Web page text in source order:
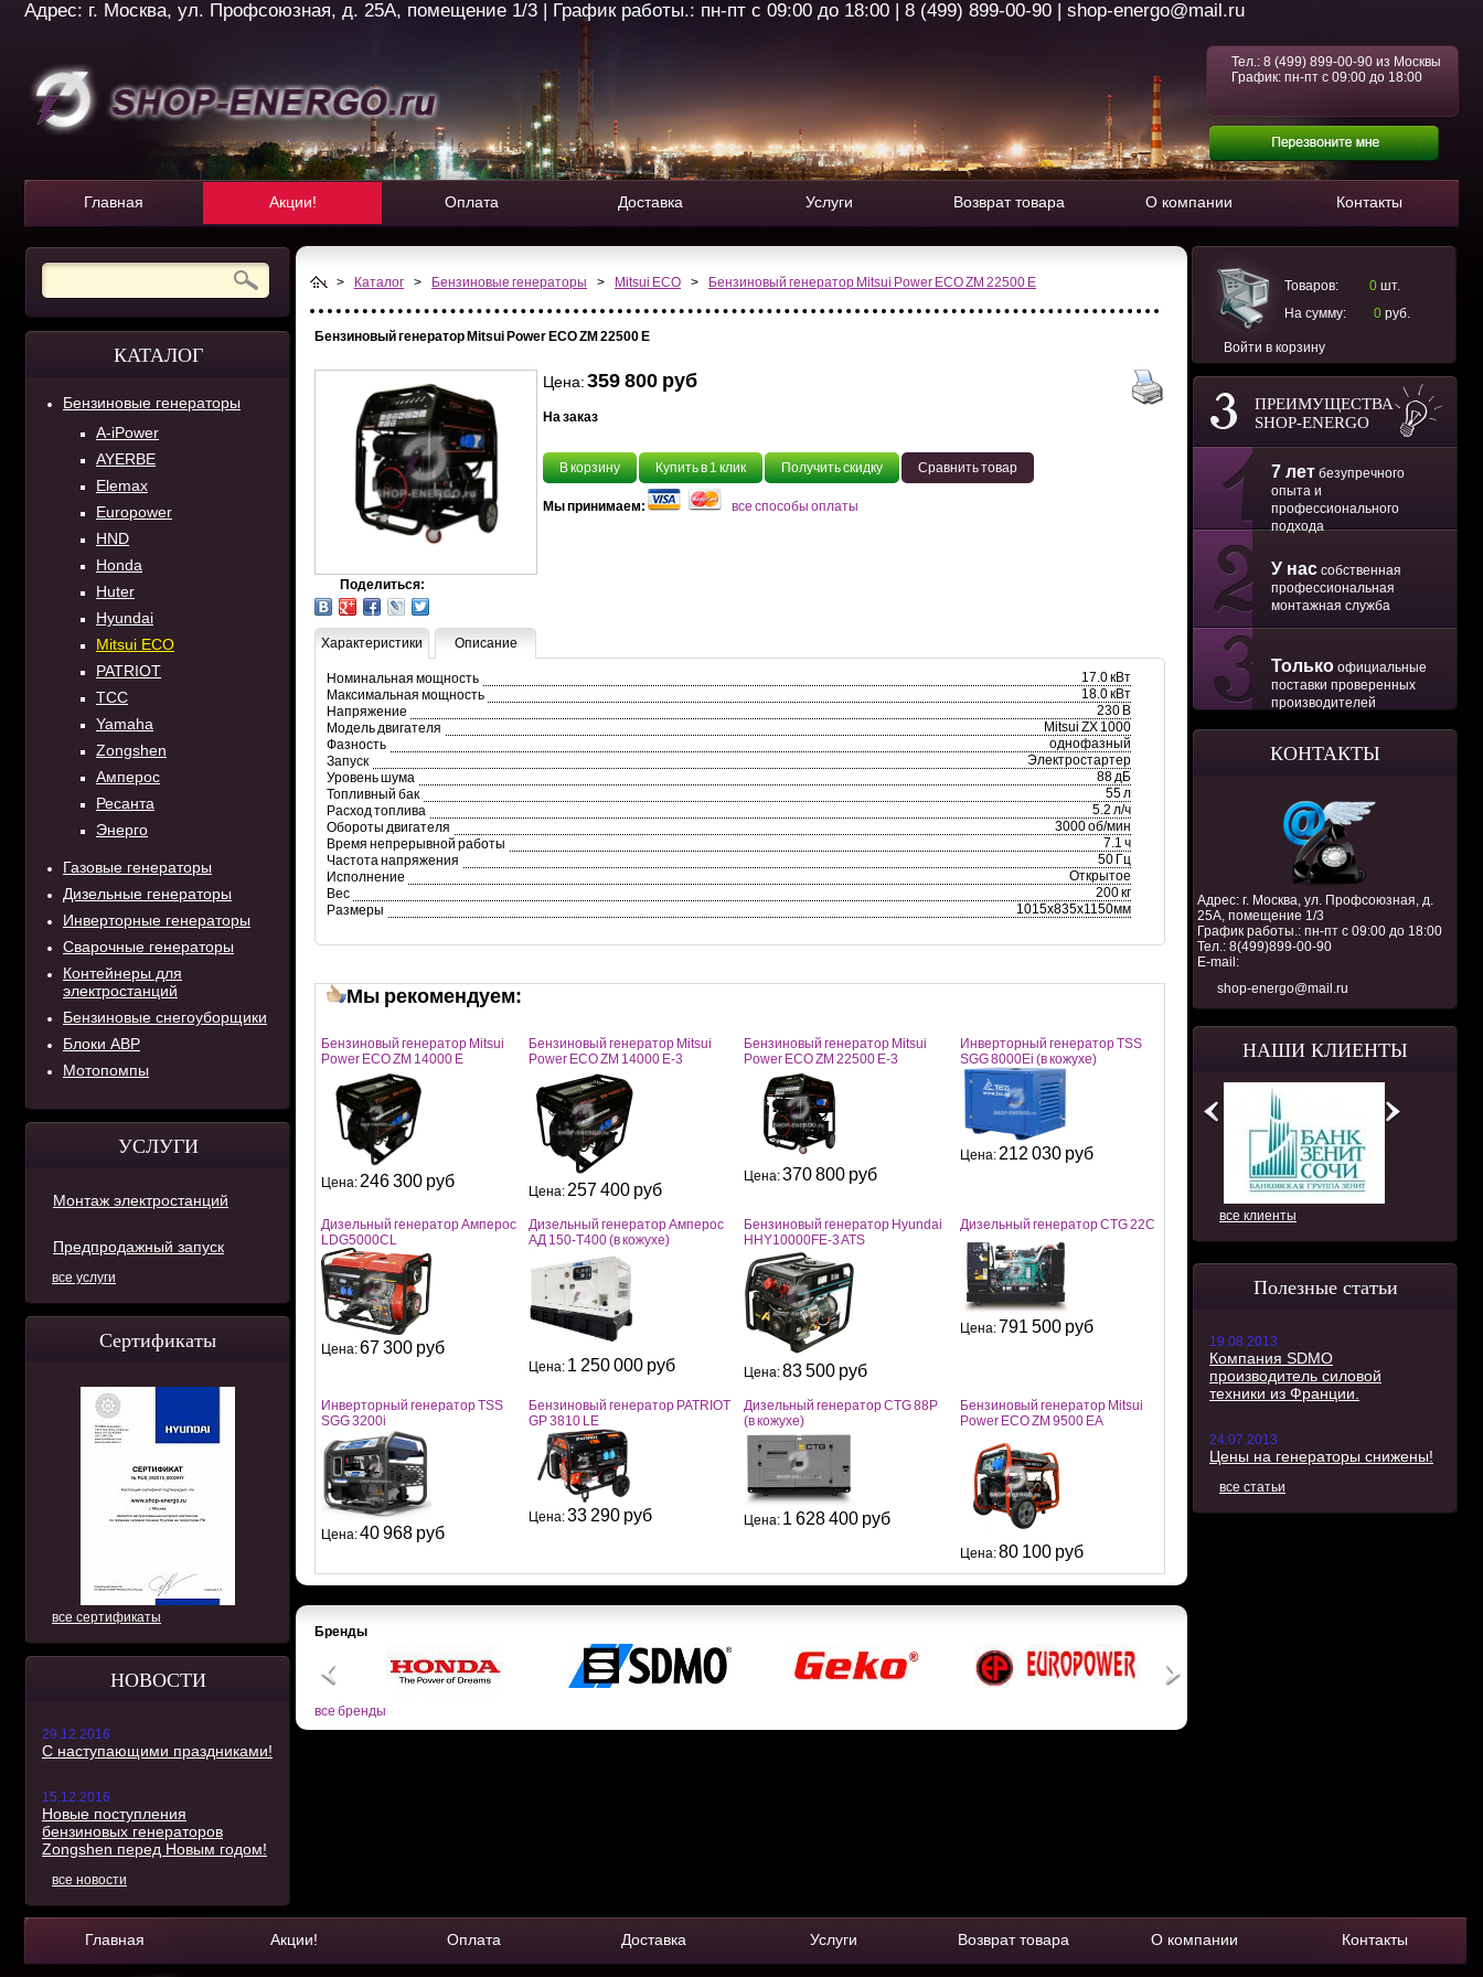
Адрес: г. Москва, ул. Профсоюзная, д. 25А, помещение 1/3 | График работы.: пн-пт с 09:00 до 18:00 | 8 (499) 899-00-90 | shop-energo@mail.ru
Тел.: 8 (499) 899-00-90 из Москвы
График: пн-пт с 09:00 до 18:00
Главная Акции! Оплата Доставка Услуги Возврат товара О компании Контакты
КАТАЛОГ
Бензиновые генераторы
A-iPower
AYERBE
Elemax
Europower
HND
Honda
Huter
Hyundai
Mitsui ECO
PATRIOT
TCC
Yamaha
Zongshen
Амперос
Ресанта
Энерго
Газовые генераторы
Дизельные генераторы
Инверторные генераторы
Сварочные генераторы
Контейнеры для
электростанций
Бензиновые снегоуборщики
Блоки АВР
Мотопомпы
УСЛУГИ
Монтаж электростанций
Предпродажный запуск
все услуги
Сертификаты
все сертификаты
НОВОСТИ
29.12.2016
С наступающими праздниками!
15.12.2016
Новые поступления
бензиновых генераторов
Zongshen перед Новым годом!
все новости
Товаров: 0 шт.
На сумму:
0 руб.
Войти в корзину
ПРЕИМУЩЕСТВА
SHOP-ENERGO
7 лет безупречного
опыта и
профессионального
подхода
У нас собственная
профессиональная
монтажная служба
Только официальные
поставки проверенных
производителей
КОНТАКТЫ
Адрес: г. Москва, ул. Профсоюзная, д.
25А, помещение 1/3
График работы.: пн-пт с 09:00 до 18:00
Тел.: 8(499)899-00-90
E-mail:
shop-energo@mail.ru
НАШИ КЛИЕНТЫ
все клиенты
Полезные статьи
19.08.2013
Компания SDMO
производитель силовой
техники из Франции.
24.07.2013
Цены на генераторы снижены!
все статьи
> Каталог > Бензиновые генераторы > Mitsui ECO > Бензиновый генератор Mitsui Power ECO ZM 22500 Е
Бензиновый генератор Mitsui Power ECO ZM 22500 Е
Цена:359 800 руб
На заказ
В корзину Купить в 1 клик Получить скидку Сравнить товар
Мы принимаем: все способы оплаты
Поделиться:
Характеристики Описание
Номинальная мощность
17.0 кВт
Максимальная мощность
18.0 кВт
Напряжение
230 В
Модель двигателя
Mitsui ZX 1000
Фазность
однофазный
Запуск
Электростартер
Уровень шума
88 дБ
Топливный бак
55 л
Расход топлива
5.2 л/ч
Обороты двигателя
3000 об/мин
Время непрерывной работы
7.1 ч
Частота напряжения
50 Гц
Исполнение
Открытое
Вес
200 кг
Размеры
1015х835х1150мм
Мы рекомендуем:
Бензиновый генератор Mitsui
Power ECO ZM 14000 Е
Цена: 246 300 руб
Бензиновый генератор Mitsui
Power ECO ZM 14000 Е-3
Цена: 257 400 руб
Бензиновый генератор Mitsui
Power ECO ZM 22500 Е-3
Цена:370 800 руб
Инверторный генератор TSS
SGG 8000Ei (в кожухе)
Цена: 212 030 руб
Дизельный генератор Амперос
LDG5000СL
Цена:67 300 руб
Дизельный генератор Амперос
АД 150-Т400 (в кожухе)
Цена: 1 250 000 руб
Бензиновый генератор Hyundai
HHY10000FE-3 ATS
Цена:83 500 руб
Дизельный генератор CTG 22C
Цена:791 500 руб
Инверторный генератор TSS
SGG 3200i
Цена:40 968 руб
Бензиновый генератор PATRIOT
GP 3810 LE
Цена:33 290 руб
Дизельный генератор CTG 88P
(в кожухе)
Цена: 1 628 400 руб
Бензиновый генератор Mitsui
Power ECO ZM 9500 EA
Цена:80 100 руб
Бренды
все бренды
Главная Акции! Оплата Доставка Услуги Возврат товара О компании Контакты